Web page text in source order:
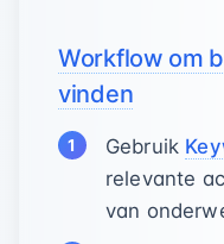
Workflow om
vinden
Gebruik
relevante
van